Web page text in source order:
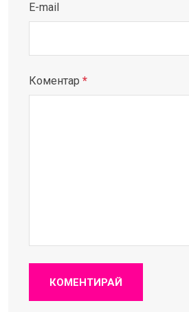
E-mail
Коментар *
КОМЕНТИРАЙ